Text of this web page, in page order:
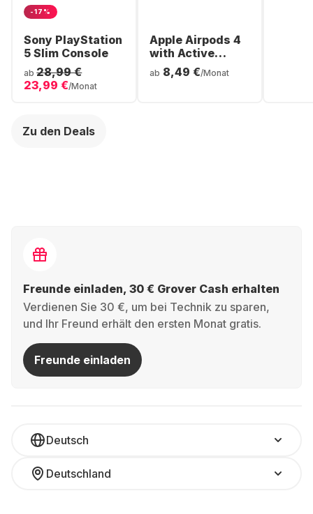
-17%
Sony PlayStation
5 Slim Console
ab 28,99 €
23,99 €/Monat
Apple Airpods 4
with Active
Noise
Cancellation In-
ab 8,49 €/Monat
Zu den Deals
Freunde einladen, 30 € Grover Cash erhalten
Verdienen Sie 30 €, um bei Technik zu sparen,
und Ihr Freund erhält den ersten Monat gratis.
Freunde einladen
Deutsch
Deutschland